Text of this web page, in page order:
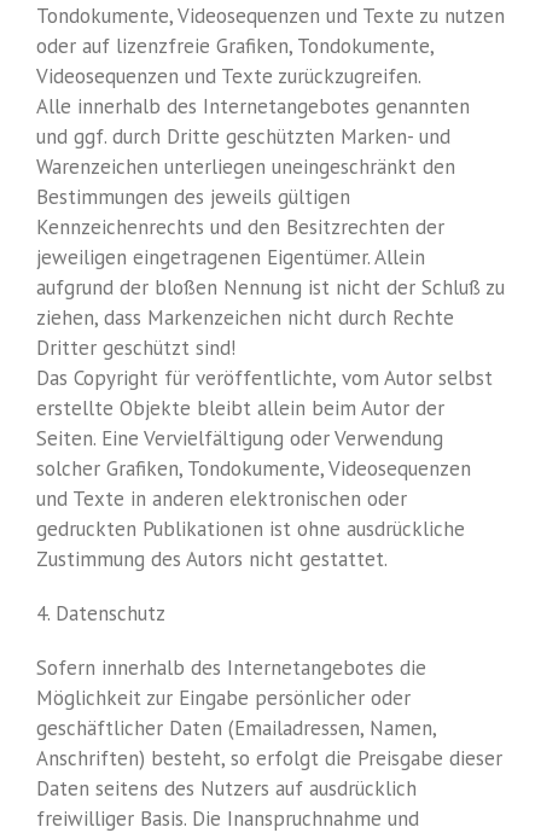
Tondokumente, Videosequenzen und Texte zu nutzen
oder auf lizenzfreie Grafiken, Tondokumente,
Videosequenzen und Texte zurückzugreifen.
Alle innerhalb des Internetangebotes genannten
und ggf. durch Dritte geschützten Marken- und
Warenzeichen unterliegen uneingeschränkt den
Bestimmungen des jeweils gültigen
Kennzeichenrechts und den Besitzrechten der
jeweiligen eingetragenen Eigentümer. Allein
aufgrund der bloßen Nennung ist nicht der Schluß zu
ziehen, dass Markenzeichen nicht durch Rechte
Dritter geschützt sind!
Das Copyright für veröffentlichte, vom Autor selbst
erstellte Objekte bleibt allein beim Autor der
Seiten. Eine Vervielfältigung oder Verwendung
solcher Grafiken, Tondokumente, Videosequenzen
und Texte in anderen elektronischen oder
gedruckten Publikationen ist ohne ausdrückliche
Zustimmung des Autors nicht gestattet.
4. Datenschutz
Sofern innerhalb des Internetangebotes die
Möglichkeit zur Eingabe persönlicher oder
geschäftlicher Daten (Emailadressen, Namen,
Anschriften) besteht, so erfolgt die Preisgabe dieser
Daten seitens des Nutzers auf ausdrücklich
freiwilliger Basis. Die Inanspruchnahme und